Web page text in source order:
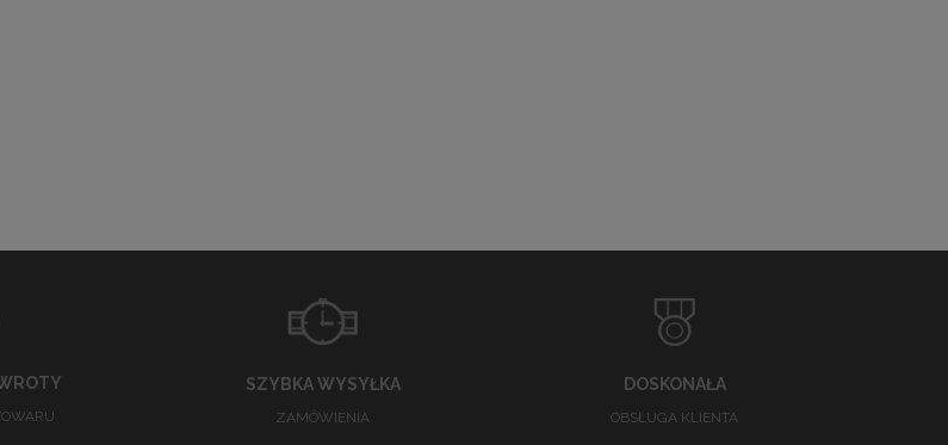
SZYBKA WYSYŁKA
ZAMÓWIENIA
DOSKONAŁA
OBSŁUGA KLIENTA